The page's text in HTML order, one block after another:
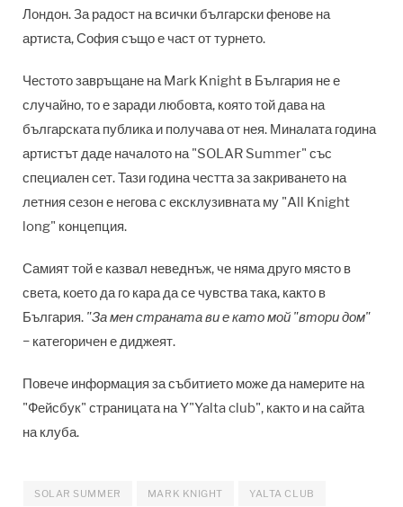
Лондон. За радост на всички български фенове на
артиста, София също е част от турнето.
Честото завръщане на Mark Knight в България не е
случайно, то е заради любовта, която той дава на
българската публика и получава от нея. Миналата година
артистът даде началото на "SOLAR Summer" със
специален сет. Тази година честта за закриването на
летния сезон е негова с ексклузивната му "All Knight
long" концепция.
Самият той е казвал неведнъж, че няма друго място в
света, което да го кара да се чувства така, както в
България. "За мен страната ви е като мой "втори дом"
− категоричен е диджеят.
Повече информация за събитието може да намерите на
"Фейсбук" страницата на Y"Yalta club", както и на сайта
на клуба.
SOLAR SUMMER MARK KNIGHT YALTA CLUB